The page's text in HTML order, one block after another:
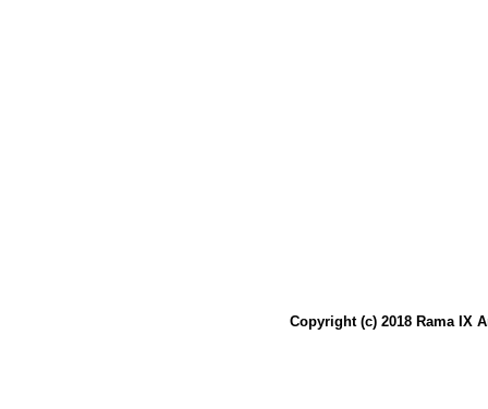
Copyright (c) 2018 Rama IX